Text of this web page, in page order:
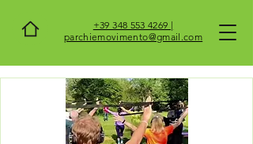
+39 348 553 4269 |
parchiemovimento@gmail.com